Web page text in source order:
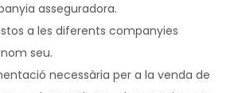
asseguradora.
a les diferents companyies
seu.
necessària per a la venda de